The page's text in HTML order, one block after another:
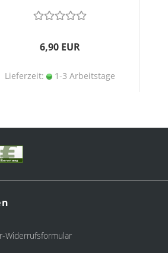
6,90 EUR
Lieferzeit: 1-3 Arbeitstage
Widerrufsformular